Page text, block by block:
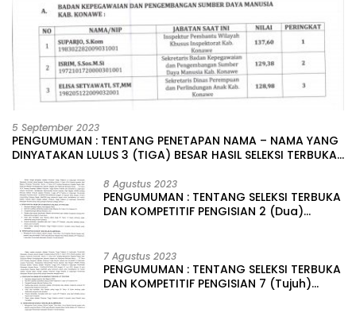
5 September 2023
PENGUMUMAN : TENTANG PENETAPAN NAMA – NAMA YANG
DINYATAKAN LULUS 3 (TIGA) BESAR HASIL SELEKSI TERBUKA
LINGKUNGAN PEMERINTAH DAERAH KABUPATEN KONAWE
8 Agustus 2023
PENGUMUMAN : TENTANG SELEKSI TERBUKA
DAN KOMPETITIF PENGISIAN 2 (Dua)
KABUPATEN KONAWE
7 Agustus 2023
PENGUMUMAN : TENTANG SELEKSI TERBUKA
DAN KOMPETITIF PENGISIAN 7 (Tujuh)